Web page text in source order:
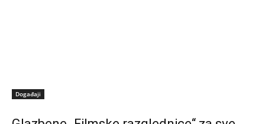
Događaji